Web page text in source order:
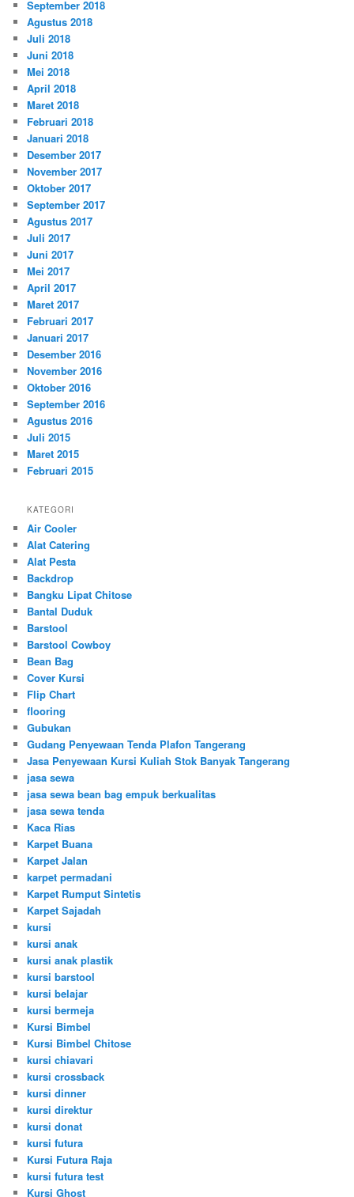
September 2018
Agustus 2018
Juli 2018
Juni 2018
Mei 2018
April 2018
Maret 2018
Februari 2018
Januari 2018
Desember 2017
November 2017
Oktober 2017
September 2017
Agustus 2017
Juli 2017
Juni 2017
Mei 2017
April 2017
Maret 2017
Februari 2017
Januari 2017
Desember 2016
November 2016
Oktober 2016
September 2016
Agustus 2016
Juli 2015
Maret 2015
Februari 2015
KATEGORI
Air Cooler
Alat Catering
Alat Pesta
Backdrop
Bangku Lipat Chitose
Bantal Duduk
Barstool
Barstool Cowboy
Bean Bag
Cover Kursi
Flip Chart
flooring
Gubukan
Gudang Penyewaan Tenda Plafon Tangerang
Jasa Penyewaan Kursi Kuliah Stok Banyak Tangerang
jasa sewa
jasa sewa bean bag empuk berkualitas
jasa sewa tenda
Kaca Rias
Karpet Buana
Karpet Jalan
karpet permadani
Karpet Rumput Sintetis
Karpet Sajadah
kursi
kursi anak
kursi anak plastik
kursi barstool
kursi belajar
kursi bermeja
Kursi Bimbel
Kursi Bimbel Chitose
kursi chiavari
kursi crossback
kursi dinner
kursi direktur
kursi donat
kursi futura
Kursi Futura Raja
kursi futura test
Kursi Ghost